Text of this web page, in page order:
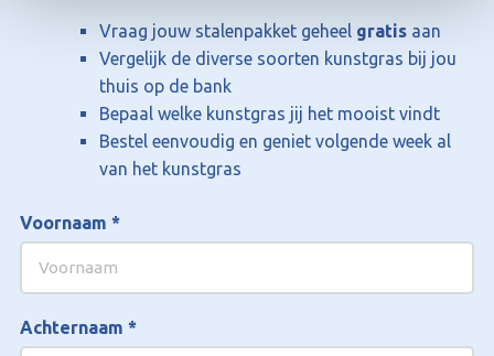
Vraag jouw stalenpakket geheel gratis aan
Vergelijk de diverse soorten kunstgras bij jou
thuis op de bank
Bepaal welke kunstgras jij het mooist vindt
Bestel eenvoudig en geniet volgende week al
van het kunstgras
Voornaam *
Achternaam *